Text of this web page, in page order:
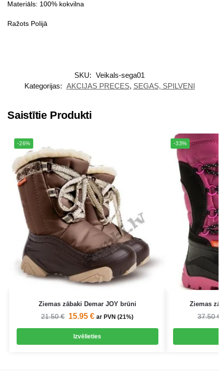
Materiāls: 100% kokvilna
Ražots Polijā
SKU: Veikals-sega01
Kategorijas: AKCIJAS PRECES, SEGAS, SPILVENI
Saistītie Produkti
-26%
Ziemas zābaki Demar JOY brūni
21.50€ 15.95€ ar PVN (21%)
Izvēlieties
-33%
Ziemas
37.50